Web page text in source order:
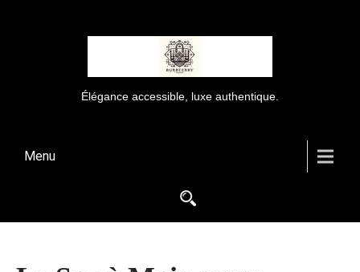
Élégance accessible, luxe authentique.
Menu